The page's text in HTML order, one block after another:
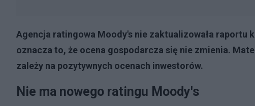
Agencja ratingowa Moody's nie zaktualizowała raportu
oznacza to, że ocena gospodarcza się nie zmienia.
zależy na pozytywnych ocenach inwestorów.
Nie ma nowego ratingu Moody's